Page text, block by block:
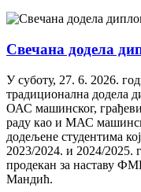
Свечана додела
У суботу, 27. 6. 2026.
традиционална додела
ОАС машинског,
раду као и МАС
додељене студентима
2023/2024. и 2024/2025.
продекан за наставу
Мандић.